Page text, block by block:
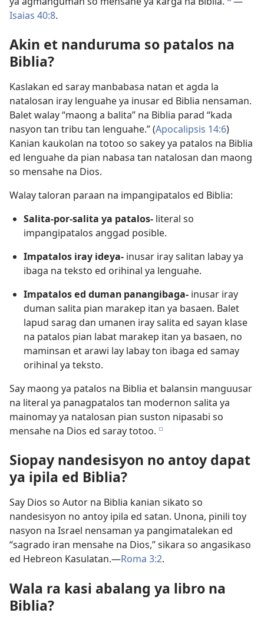
Isaias 40:8.
Akin et nanduruma so patalos na
Biblia?
Kaslakan ed saray manbabasa natan et agda la
natalosan iray lenguahe ya inusar ed Biblia nensaman.
Balet walay “maong a balita” na Biblia parad “kada
nasyon tan tribu tan lenguahe.” (Apocalipsis 14:6)
Kanian kaukolan na totoo so sakey ya patalos na Biblia
ed lenguahe da pian nabasa tan natalosan dan maong
so mensahe na Dios.
Walay taloran paraan na impangipatalos ed Biblia:
Salita-por-salita ya patalos- literal so
impangipatalos anggad posible.
Impatalos iray ideya- inusar iray salitan labay ya
ibaga na teksto ed orihinal ya lenguahe.
Impatalos ed duman panangibaga- inusar iray
duman salita pian marakep itan ya basaen. Balet
lapud sarag dan umanen iray salita ed sayan klase
na patalos pian labat marakep itan ya basaen, no
maminsan et arawi lay labay ton ibaga ed samay
orihinal ya teksto.
Say maong ya patalos na Biblia et balansin manguusar
na literal ya panagpatalos tan modernon salita ya
mainomay ya natalosan pian suston nipasabi so
mensahe na Dios ed saray totoo. e
Siopay nandesisyon no antoy dapat
ya ipila ed Biblia?
Say Dios so Autor na Biblia kanian sikato so
nandesisyon no antoy ipila ed satan. Unona, pinili toy
nasyon na Israel nensaman ya pangimatalekan ed
“sagrado iran mensahe na Dios,” sikara so angasikaso
ed Hebreon Kasulatan.​—Roma 3:2.
Wala ra kasi abalang ya libro na
Biblia?